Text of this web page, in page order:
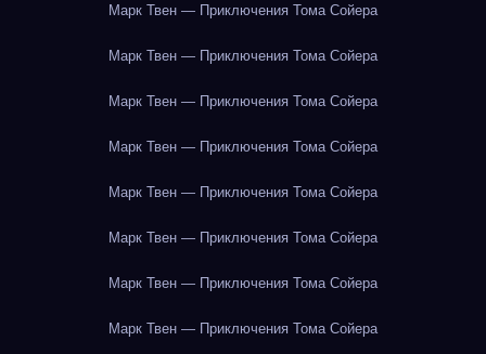
Марк Твен — Приключения Тома Сойера
Марк Твен — Приключения Тома Сойера
Марк Твен — Приключения Тома Сойера
Марк Твен — Приключения Тома Сойера
Марк Твен — Приключения Тома Сойера
Марк Твен — Приключения Тома Сойера
Марк Твен — Приключения Тома Сойера
Марк Твен — Приключения Тома Сойера